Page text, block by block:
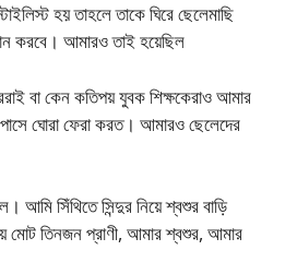
হয় তাহলে তাকে ঘিরে ছেলেমাছি
করবে। আমারও তাই হয়েছিল
বা কেন কতিপয় যুবক শিক্ষকেরাও আমার
ঘোরা ফেরা করত। আমারও ছেলেদের
আমি সিঁথিতে সিন্দুর নিয়ে শ্বশুর বাড়ি
মোট তিনজন প্রাণী, আমার শ্বশুর, আমার